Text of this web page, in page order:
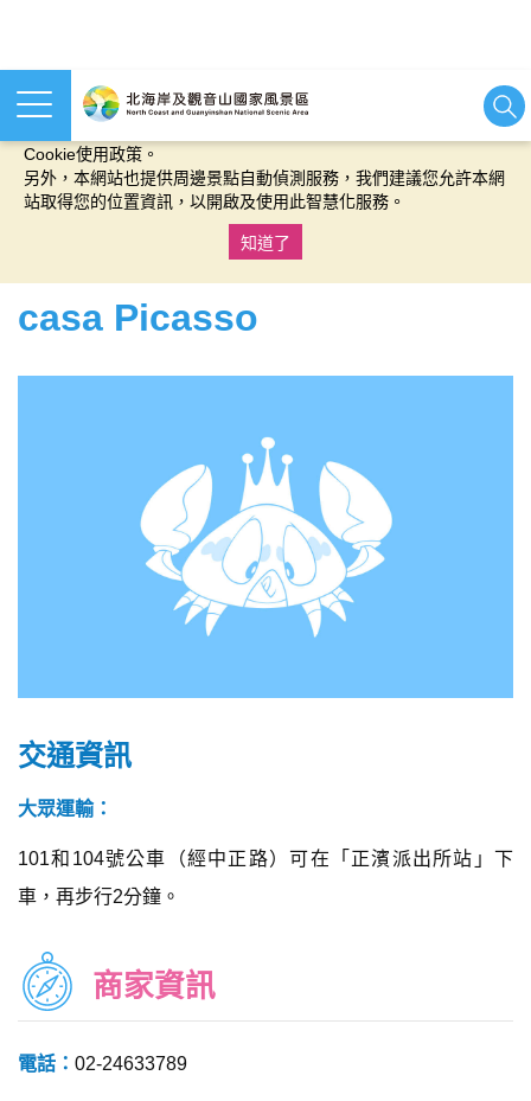
本網站使用cookies等相關技術以持續優化網站服務，並有助於為
Cookie使用政策。
另外，本網站也提供周邊景點自動偵測服務，我們建議您允許本網
站取得您的位置資訊，以開啟及使用此智慧化服務。
知道了
casa Picasso
交通資訊
大眾運輸：
101和104號公車（經中正路）可在「正濱派出所站」下
車，再步行2分鐘。
商家資訊
電話： 02-24633789